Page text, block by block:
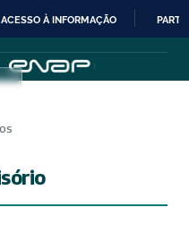
ACESSO À INFORMAÇÃO